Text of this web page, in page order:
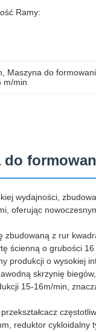
Ramy:
Maszyna do
m/min
do
wydajności,
oferując
z rur
ścienną o grubości
produkcji o wysokiej
skrzynię
15-16m/min,
reduktor cykloidalny